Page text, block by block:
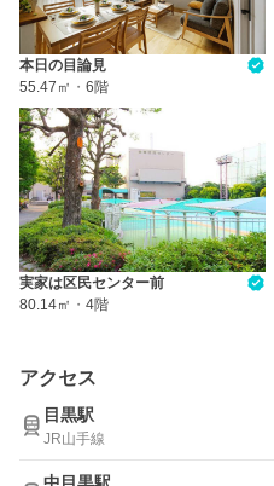
本日の目論見
55.47㎡ ・ 6階
実家は区民センター前
80.14㎡ ・ 4階
アクセス
目黒駅
JR山手線